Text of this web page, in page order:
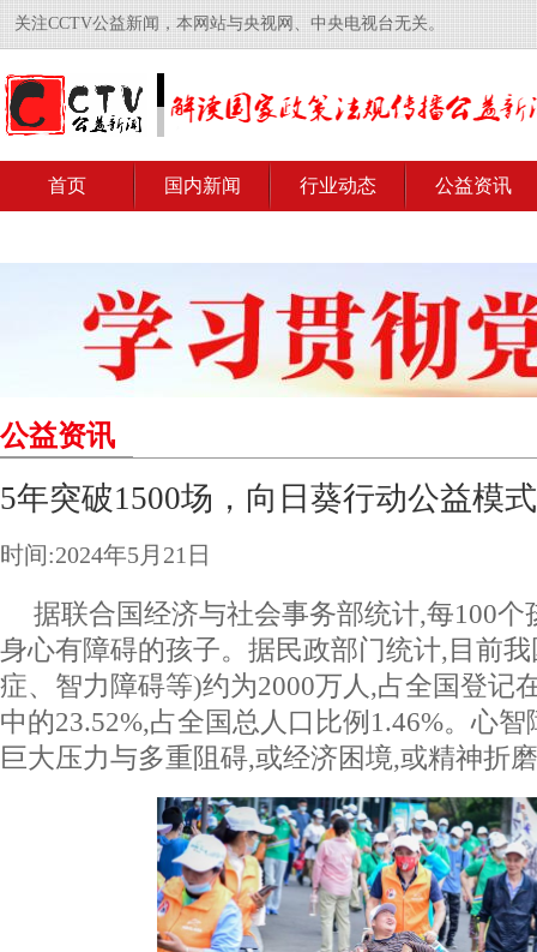
关注CCTV公益新闻，本网站与央视网、中央电视台无关。
首页 国内新闻 行业动态 公益资讯
公益资讯
5年突破1500场，向日葵行动公益模
时间:2024年5月21日
据联合国经济与社会事务部统计,每100个
身心有障碍的孩子。据民政部门统计,目前
症、智力障碍等)约为2000万人,占全国登记
中的23.52%,占全国总人口比例1.46%。心
巨大压力与多重阻碍,或经济困境,或精神折